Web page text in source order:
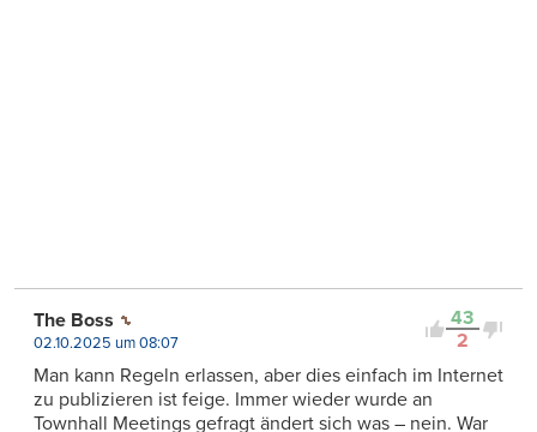
43
2
The Boss
02.10.2025 um 08:07
Man kann Regeln erlassen, aber dies einfach im Internet
zu publizieren ist feige. Immer wieder wurde an
Townhall Meetings gefragt ändert sich was – nein. War